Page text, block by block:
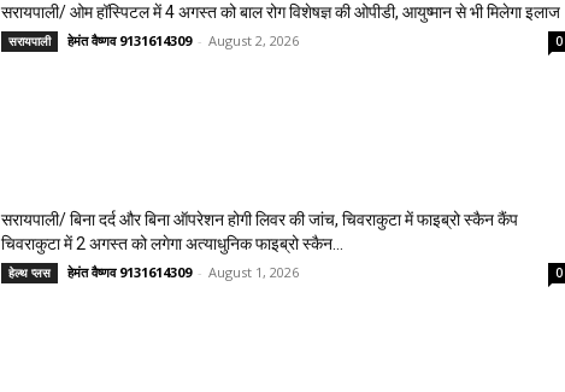
सरायपाली/ ओम हॉस्पिटल में 4 अगस्त को बाल रोग विशेषज्ञ की ओपीडी, आयुष्मान से भी मिलेगा इलाज
सरायपाली हेमंत वैष्णव 9131614309 - August 2, 2026 0
सरायपाली/ बिना दर्द और बिना ऑपरेशन होगी लिवर की जांच, चिवराकुटा में फाइब्रो स्कैन कैंप
चिवराकुटा में 2 अगस्त को लगेगा अत्याधुनिक फाइब्रो स्कैन...
हेल्थ प्लस हेमंत वैष्णव 9131614309 - August 1, 2026 0